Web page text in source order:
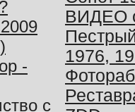
-
с
ВИДЕО
1976,